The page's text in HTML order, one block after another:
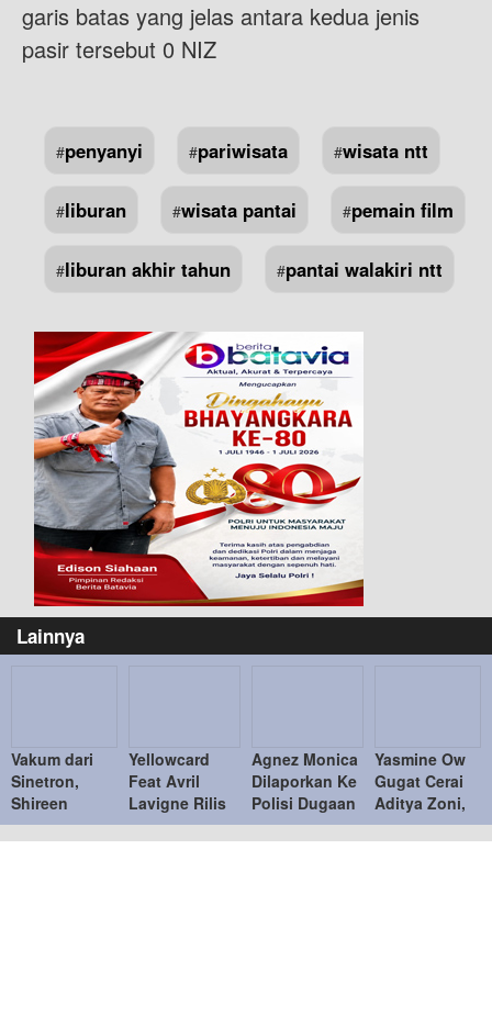
garis batas yang jelas antara kedua jenis
pasir tersebut 0 NIZ
#penyanyi #pariwisata #wisata ntt
#liburan #wisata pantai #pemain film
#liburan akhir tahun #pantai walakiri ntt
Lainnya
Vakum dari
Sinetron,
Shireen
Sungkar
Fokus
Yellowcard
Feat Avril
Lavigne Rilis
Single Terbaru
“Better Days”
Agnez Monica
Dilaporkan Ke
Polisi Dugaan
Tidak Memiliki
Itikad Baik
Yasmine Ow
Gugat Cerai
Aditya Zoni,
Mengaku
Sering